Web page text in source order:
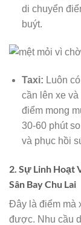
di chuyển
buýt.
Taxi: Luôn
cần lên xe
điểm mong
30-60 phút
và phục hồi
2. Sự Linh Hoạt
Sân Bay Chu Lai
Đây là điểm mà
được. Nhu cầu